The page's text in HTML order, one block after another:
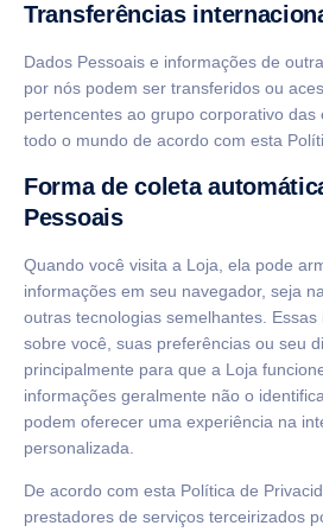
Transferências
Dados Pessoais e informações de
por nós podem ser transferidos ou
pertencentes ao grupo corporativo das
todo o mundo de acordo com esta
Forma de coleta
Pessoais
Quando você visita a Loja, ela pode
informações em seu navegador, seja
outras tecnologias semelhantes.
sobre você, suas preferências ou seu
principalmente para que a Loja
informações geralmente não o
podem oferecer uma experiência na
personalizada.
De acordo com esta Política de
prestadores de serviços terceirizados